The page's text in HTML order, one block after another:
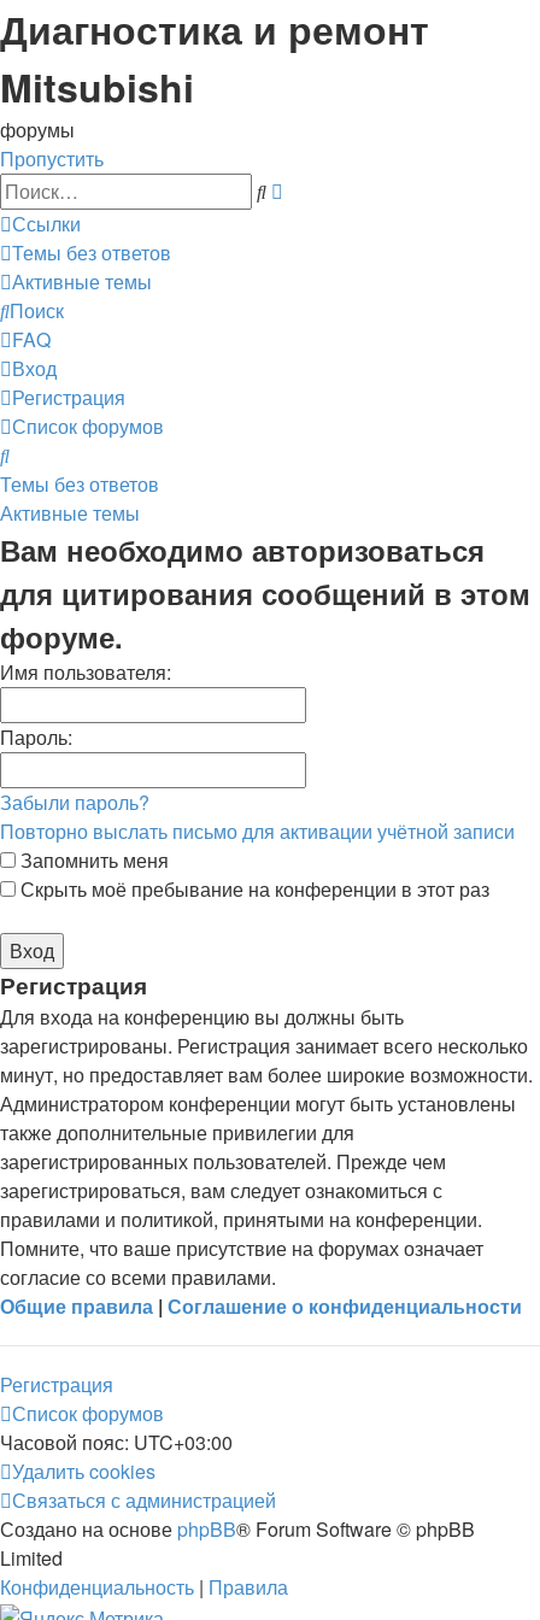
Диагностика и ремонт
Mitsubishi
форумы
Пропустить
Поиск
Ссылки
Темы без ответов
Активные темы
Поиск
FAQ
Вход
Регистрация
Список форумов
Поиск
Темы без ответов
Активные темы
Вам необходимо авторизоваться
для цитирования сообщений в этом
форуме.
Имя пользователя:
Пароль:
Забыли пароль?
Повторно выслать письмо для активации учётной записи
Запомнить меня
Скрыть моё пребывание на конференции в этот раз
Регистрация
Для входа на конференцию вы должны быть
зарегистрированы. Регистрация занимает всего несколько
минут, но предоставляет вам более широкие возможности.
Администратором конференции могут быть установлены
также дополнительные привилегии для
зарегистрированных пользователей. Прежде чем
зарегистрироваться, вам следует ознакомиться с
правилами и политикой, принятыми на конференции.
Помните, что ваше присутствие на форумах означает
согласие со всеми правилами.
Общие правила | Соглашение о конфиденциальности
Регистрация
Список форумов
Часовой пояс: UTC+03:00
Удалить cookies
Связаться с администрацией
Создано на основе phpBB® Forum Software © phpBB
Limited
Конфиденциальность | Правила